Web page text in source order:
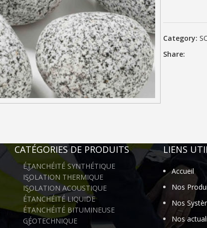
Category:
Share:
CATÉGORIES DE PRODUITS
ÉTANCHÉITÉ SYNTHÉTIQUE
ISOLATION THERMIQUE
ISOLATION ACOUSTIQUE
ÉTANCHÉITÉ LIQUIDE
ÉTANCHÉITÉ BITUMINEUSE
GÉOTECHNIQUE
LIENS
Accueil
Nos
Nos
Nos